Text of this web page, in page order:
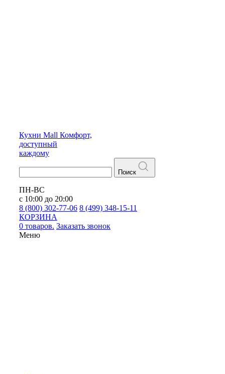
Кухни Mall Комфорт,
доступный
каждому
Поиск
ПН-ВС
с 10:00 до 20:00
8 (800) 302-77-06 8 (499) 348-15-11
КОРЗИНА
0 товаров. Заказать звонок
Меню